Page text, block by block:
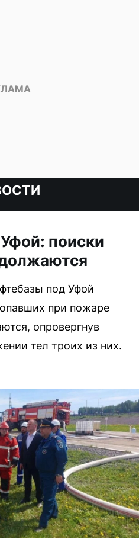
поиски
под Уфой
при пожаре
опровергнув
тел троих из них.